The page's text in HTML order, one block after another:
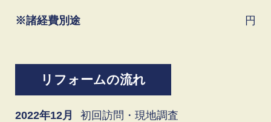
※諸経費別途
リフォームの流れ
2022年12月 初回訪問・現地調査